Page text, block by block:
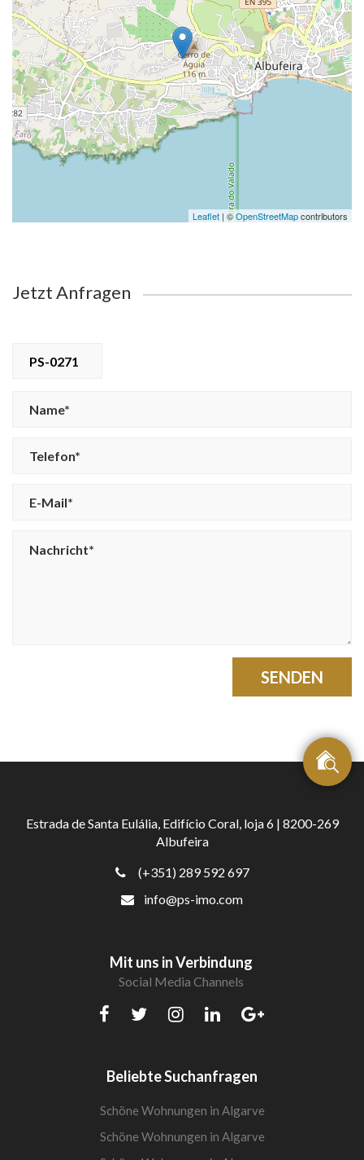
Leaflet | ©OpenStreetMapcontributors
Jetzt Anfragen
PS-0271
SENDEN
Estrada de Santa Eulália, Edifício Coral, loja 6 | 8200-269
Albufeira
(+351) 289 592 697
info@ps-imo.com
Mit uns in Verbindung
Social Media Channels
Beliebte Suchanfragen
Schöne Wohnungen in Algarve
Schöne Wohnungen in Algarve